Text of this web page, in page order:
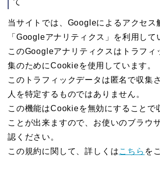
当サイトでは、Googleによるアクセス
「Googleアナリティクス」を利用して
このGoogleアナリティクスはトラフィ
集のためにCookieを使用しています。
このトラフィックデータは匿名で収集
人を特定するものではありません。
この機能はCookieを無効にすることで
ことが出来ますので、お使いのブラウ
認ください。
この規約に関して、詳しくはこちら を